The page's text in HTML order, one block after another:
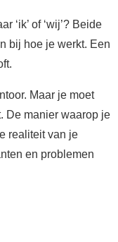
‘ik’ of ‘wij’? Beide
bij hoe je werkt. Een
Maar je moet
De manier waarop je
realiteit van je
en problemen